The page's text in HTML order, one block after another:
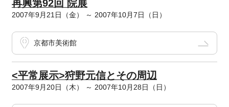
再興第92回 院展
2007年9月21日（金） ～ 2007年10月7日（日）
京都市美術館
<平常展示>狩野元信とその周辺
2007年9月20日（木） ～ 2007年10月28日（日）